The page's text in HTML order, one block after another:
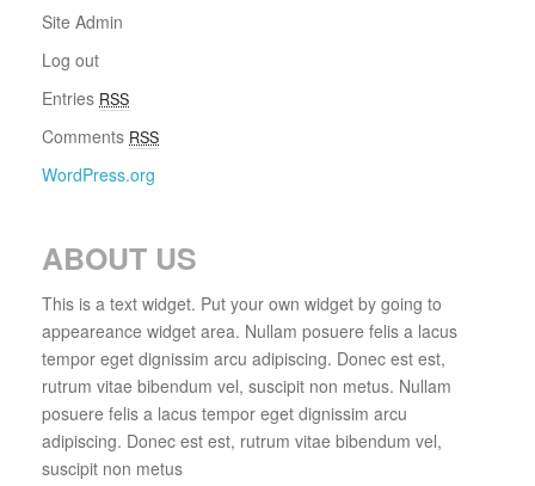
Site Admin
Log out
Entries RSS
Comments RSS
WordPress.org
ABOUT US
This is a text widget. Put your own widget by going to
appeareance widget area. Nullam posuere felis a lacus
tempor eget dignissim arcu adipiscing. Donec est est,
rutrum vitae bibendum vel, suscipit non metus. Nullam
posuere felis a lacus tempor eget dignissim arcu
adipiscing. Donec est est, rutrum vitae bibendum vel,
suscipit non metus